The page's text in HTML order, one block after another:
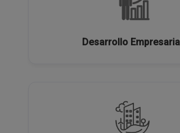
Desarrollo